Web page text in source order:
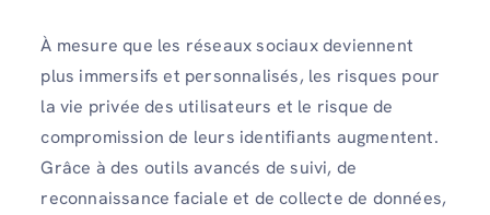
À mesure que les réseaux sociaux deviennent
plus immersifs et personnalisés, les risques pour
la vie privée des utilisateurs et le risque de
compromission de leurs identifiants augmentent.
Grâce à des outils avancés de suivi, de
reconnaissance faciale et de collecte de données,